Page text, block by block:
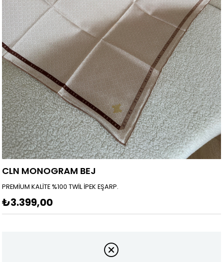
CLN MONOGRAM BEJ
PREMİUM KALİTE %100 TWİL İPEK EŞARP.
₺3.399,00